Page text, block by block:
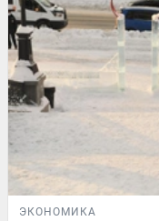
ЭКОНОМИКА